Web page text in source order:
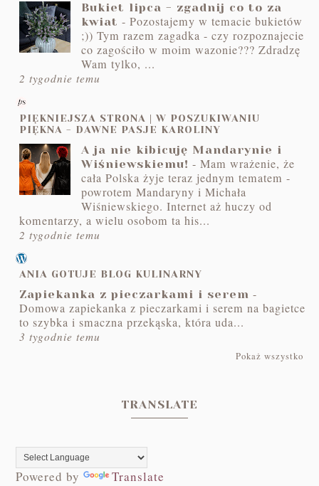
Bukiet lipca - zgadnij co to za
kwiat -Pozostajemy w temacie bukietów
;)) Tym razem zagadka - czy rozpoznajecie
co zagościło w moim wazonie??? Zdradzę
Wam tylko, ...
2 tygodnie temu
PIĘKNIEJSZA STRONA | W POSZUKIWANIU
PIĘKNA - DAWNE PASJE KAROLINY
A ja nie kibicuję Mandarynie i
Wiśniewskiemu! -Mam wrażenie, że
cała Polska żyje teraz jednym tematem -
powrotem Mandaryny i Michała
Wiśniewskiego. Internet aż huczy od
komentarzy, a wielu osobom ta his...
2 tygodnie temu
ANIA GOTUJE BLOG KULINARNY
Zapiekanka z pieczarkami i serem -
Domowa zapiekanka z pieczarkami i serem na bagietce
to szybka i smaczna przekąska, która uda...
3 tygodnie temu
Pokaż wszystko
TRANSLATE
Powered by Translate